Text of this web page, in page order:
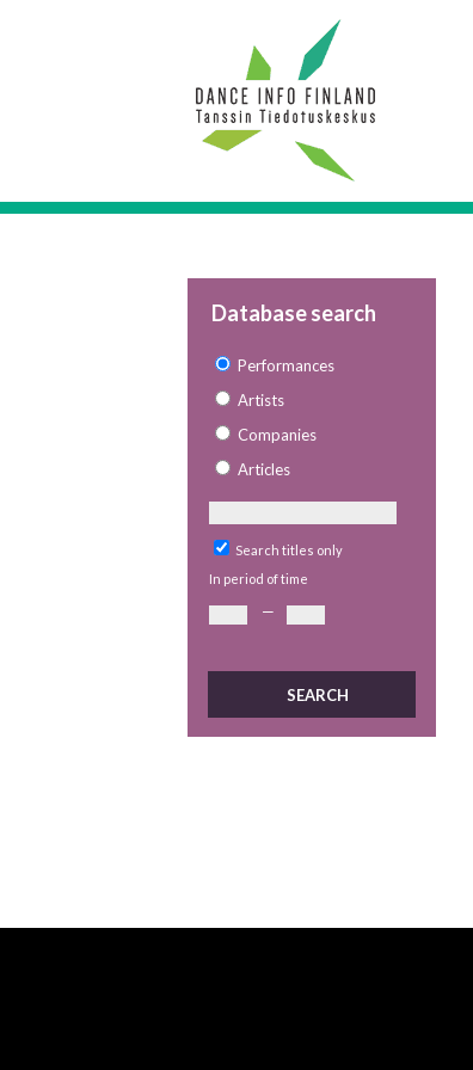
Database search
Performances
Artists
Companies
Articles
Search titles only
In period of time
—